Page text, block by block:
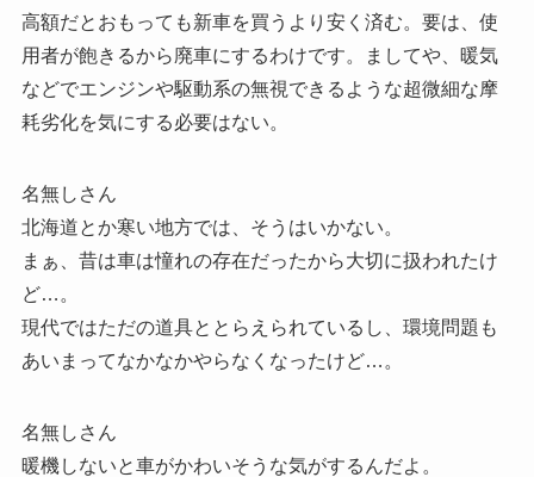
高額だとおもっても新車を買うより安く済む。要は、使
用者が飽きるから廃車にするわけです。ましてや、暖気
などでエンジンや駆動系の無視できるような超微細な摩
耗劣化を気にする必要はない。
名無しさん
北海道とか寒い地方では、そうはいかない。
まぁ、昔は車は憧れの存在だったから大切に扱われたけ
ど…。
現代ではただの道具ととらえられているし、環境問題も
あいまってなかなかやらなくなったけど…。
名無しさん
暖機しないと車がかわいそうな気がするんだよ。